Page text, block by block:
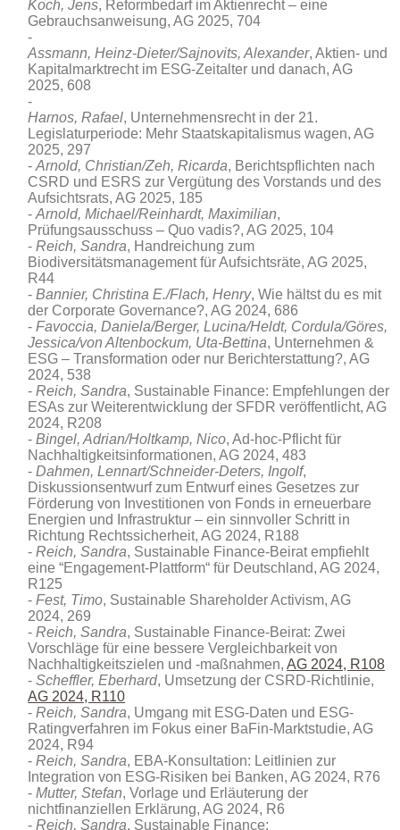
Koch, Jens, Reformbedarf im Aktienrecht – eine
Gebrauchsanweisung, AG 2025, 704
Assmann, Heinz-Dieter/Sajnovits, Alexander, Aktien- und
Kapitalmarktrecht im ESG‑Zeitalter und danach, AG
2025, 608
Harnos, Rafael, Unternehmensrecht in der 21.
Legislaturperiode: Mehr Staatskapitalismus wagen, AG
2025, 297
Arnold, Christian/Zeh, Ricarda, Berichtspflichten nach
CSRD und ESRS zur Vergütung des Vorstands und des
Aufsichtsrats, AG 2025, 185
Arnold, Michael/Reinhardt,Maximilian,
Prüfungsausschuss – Quo vadis?, AG 2025, 104
Reich, Sandra, Handreichung zum
Biodiversitätsmanagement für Aufsichtsräte, AG 2025,
R44
Bannier, Christina E./Flach, Henry, Wie hältst du es mit
der Corporate Governance?, AG 2024, 686
Favoccia, Daniela/Berger, Lucina/Heldt, Cordula/Göres,
Jessica/von Altenbockum, Uta-Bettina, Unternehmen &
ESG – Transformation oder nur Berichterstattung?, AG
2024, 538
Reich, Sandra, Sustainable Finance: Empfehlungen der
ESAs zur Weiterentwicklung der SFDR veröffentlicht, AG
2024, R208
Bingel, Adrian/Holtkamp, Nico, Ad-hoc-Pflicht für
Nachhaltigkeitsinformationen, AG 2024, 483
Dahmen, Lennart/Schneider-Deters, Ingolf,
Diskussionsentwurf zum Entwurf eines Gesetzes zur
Förderung von Investitionen von Fonds in erneuerbare
Energien und Infrastruktur – ein sinnvoller Schritt in
Richtung Rechtssicherheit, AG 2024, R188
Reich, Sandra, Sustainable Finance-Beirat empfiehlt
eine “Engagement-Plattform“ für Deutschland, AG 2024,
R125
Fest, Timo, Sustainable Shareholder Activism, AG
2024, 269
Reich, Sandra, Sustainable Finance-Beirat: Zwei
Vorschläge für eine bessere Vergleichbarkeit von
Nachhaltigkeitszielen und -maßnahmen,AG 2024, R108
Scheffler, Eberhard, Umsetzung der CSRD-Richtlinie,
AG 2024, R110
Reich, Sandra, Umgang mit ESG-Daten und ESG-
Ratingverfahren im Fokus einer BaFin-Marktstudie, AG
2024, R94
Reich, Sandra, EBA-Konsultation: Leitlinien zur
Integration von ESG-Risiken bei Banken, AG 2024, R76
Mutter, Stefan, Vorlage und Erläuterung der
nichtfinanziellen Erklärung, AG 2024, R6
Reich, Sandra, Sustainable Finance: